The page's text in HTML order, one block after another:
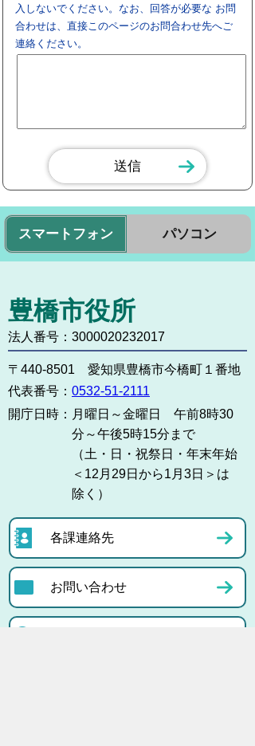
入しないでください。なお、回答が必要な お問
合わせは、直接このページのお問合わせ先へご
連絡ください。
スマートフォン パソコン
豊橋市役所
法人番号：3000020232017
〒440-8501 愛知県豊橋市今橋町１番地
代表番号： 0532-51-2111
開庁日時： 月曜日～金曜日 午前8時30
分～午後5時15分まで
（土・日・祝祭日・年末年始
＜12月29日から1月3日＞は
除く）
各課連絡先
お問い合わせ